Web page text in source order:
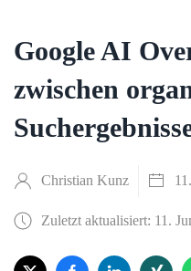
Google AI
zwischen
Christian Kunz
Zuletzt aktualisiert: 11.